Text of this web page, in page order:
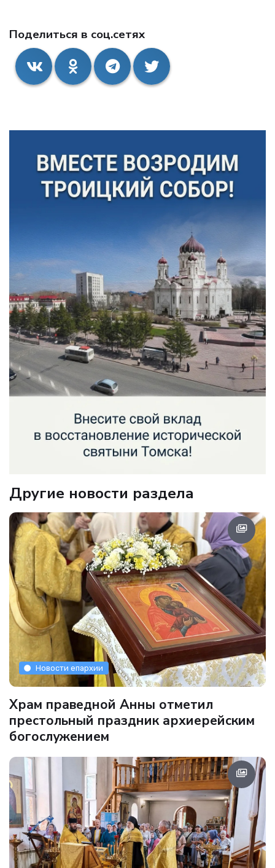
Поделиться в соц.сетях
Другие новости раздела
Новости епархии
Храм праведной Анны отметил
престольный праздник архиерейским
богослужением